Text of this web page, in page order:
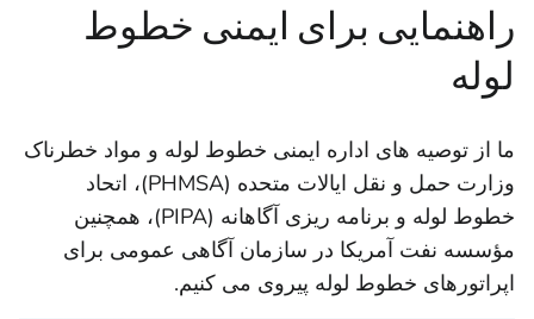
راهنمایی برای ایمنی خطوط
لوله
ما از توصیه های اداره ایمنی خطوط لوله و مواد خطرناک
وزارت حمل و نقل ایالات متحده (PHMSA)، اتحاد
خطوط لوله و برنامه ریزی آگاهانه (PIPA)، همچنین
مؤسسه نفت آمریکا در سازمان آگاهی عمومی برای
اپراتورهای خطوط لوله پیروی می کنیم.